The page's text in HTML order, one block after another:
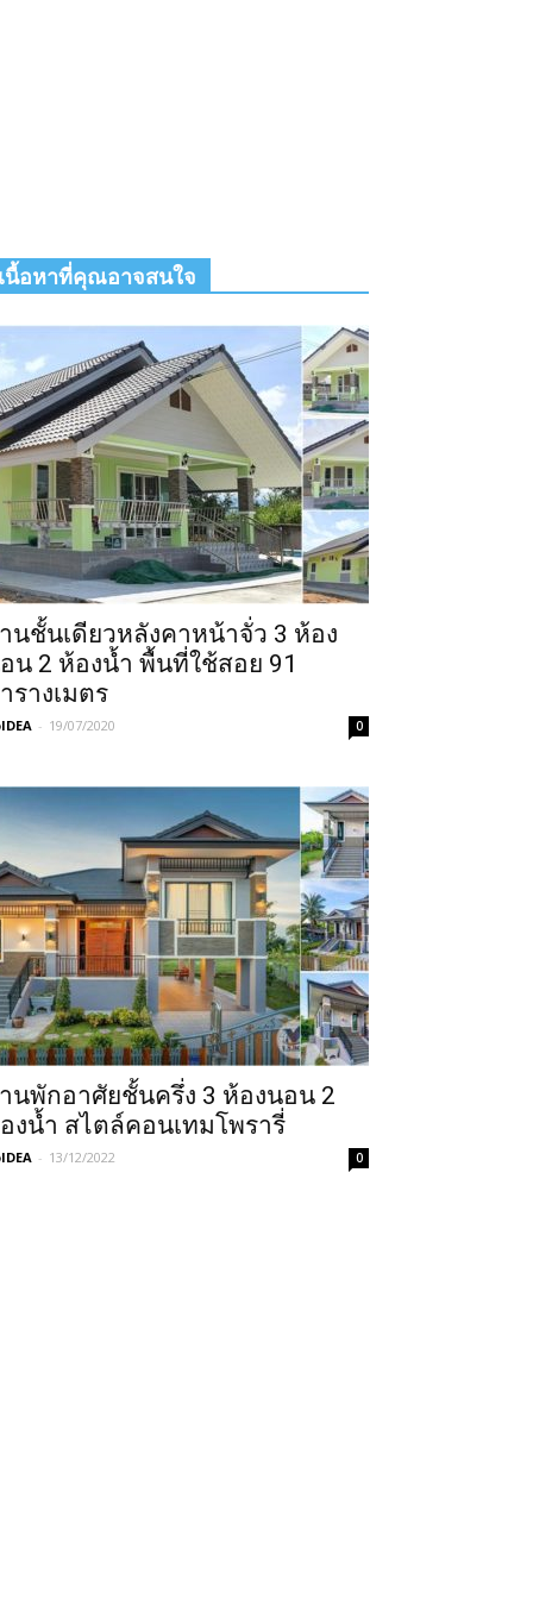
เนื้อหาที่คุณอาจสนใจ
นชั้นเดียวหลังคาหน้าจั่ว 3 ห้อง
น 2 ห้องน้ำ พื้นที่ใช้สอย 91
รางเมตร
- 19/07/2020 0
นพักอาศัยชั้นครึ่ง 3 ห้องนอน 2
งน้ำ สไตล์คอนเทมโพรารี่
- 13/12/2022 0